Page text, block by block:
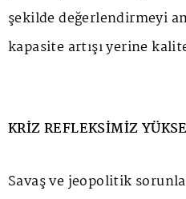
şekilde değerlendirmeyi
kapasite artışı yerine
KRİZ REFLEKSİMİZ
Savaş ve jeopolitik